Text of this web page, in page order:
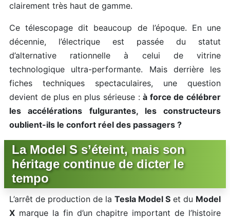
clairement très haut de gamme.
Ce télescopage dit beaucoup de l’époque. En une
décennie, l’électrique est passée du statut
d’alternative rationnelle à celui de vitrine
technologique ultra-performante. Mais derrière les
fiches techniques spectaculaires, une question
devient de plus en plus sérieuse :à force de célébrer
les accélérations fulgurantes, les constructeurs
oublient-ils le confort réel des passagers ?
La Model S s’éteint, mais son
héritage continue de dicter le
tempo
L’arrêt de production de la Tesla Model S et du Model
X marque la fin d’un chapitre important de l’histoire